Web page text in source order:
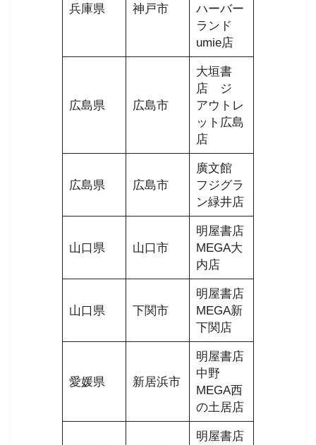
兵庫県 神戸市
ハーバー
ランド
umie店
広島県 広島市
大垣書
店 ジ
アウトレ
ット広島
店
広島県 広島市
廣文館
フジグラ
ン緑井店
山口県 山口市
明屋書店
MEGA大
内店
山口県 下関市
明屋書店
MEGA新
下関店
愛媛県 新居浜市
明屋書店
中野
MEGA西
の土居店
明屋書店